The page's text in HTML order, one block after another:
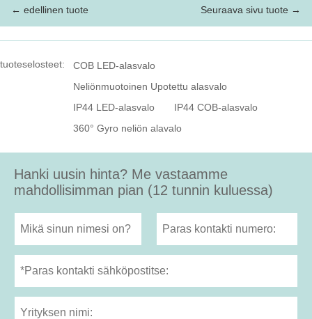
← edellinen tuote Seuraava sivu tuote →
tuoteselosteet:
COB LED-alasvalo
Neliönmuotoinen Upotettu alasvalo
IP44 LED-alasvalo
IP44 COB-alasvalo
360° Gyro neliön alavalo
Hanki uusin hinta? Me vastaamme
mahdollisimman pian (12 tunnin kuluessa)